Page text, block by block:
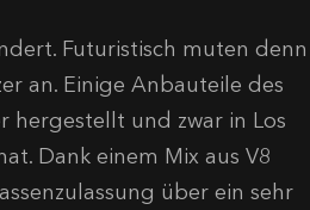
Futuristisch muten denn
an. Einige Anbauteile des
hergestellt und zwar in Los
Dank einem Mix aus V8
über ein sehr